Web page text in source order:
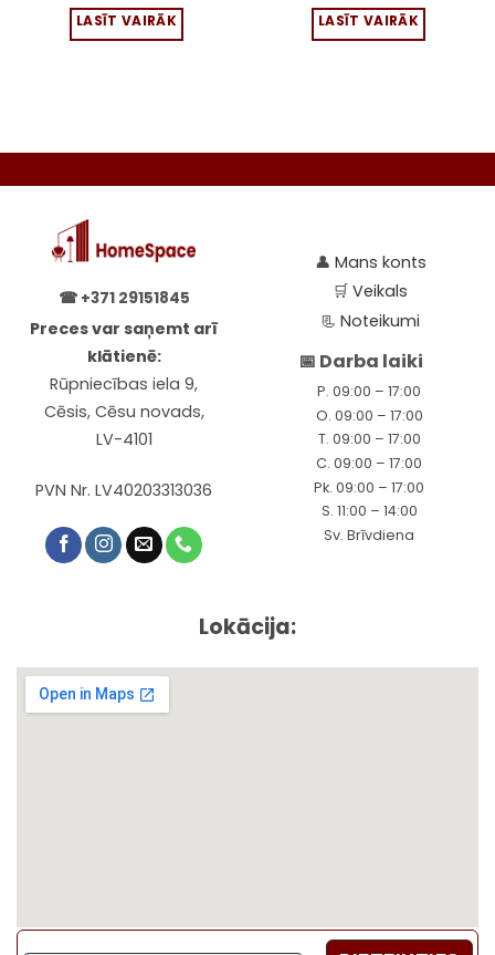
LASĪT VAIRĀK LASĪT VAIRĀK
☎ +371 29151845
Preces var saņemt arī
klātienē:
Rūpniecības iela 9,
Cēsis, Cēsu novads,
LV-4101
PVN Nr. LV40203313036
👤 Mans konts
🛒Veikals
📃Noteikumi
📅 Darba laiki
P. 09:00 – 17:00
O. 09:00 – 17:00
T. 09:00 – 17:00
C. 09:00 – 17:00
Pk. 09:00 – 17:00
S. 11:00 – 14:00
Sv. Brīvdiena
Lokācija: